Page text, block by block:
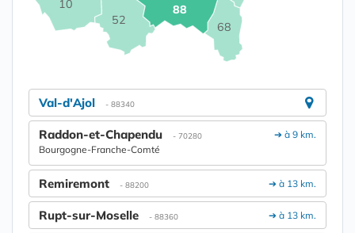
10
52
68
88
Val-d'Ajol - 88340
➔ à 9 km.
Raddon-et-Chapendu - 70280
Bourgogne-Franche-Comté
➔ à 13 km.
Remiremont - 88200
➔ à 13 km.
Rupt-sur-Moselle - 88360